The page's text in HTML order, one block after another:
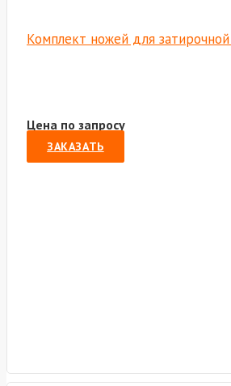
Комплект ножей для
Цена по запросу
ЗАКАЗАТЬ